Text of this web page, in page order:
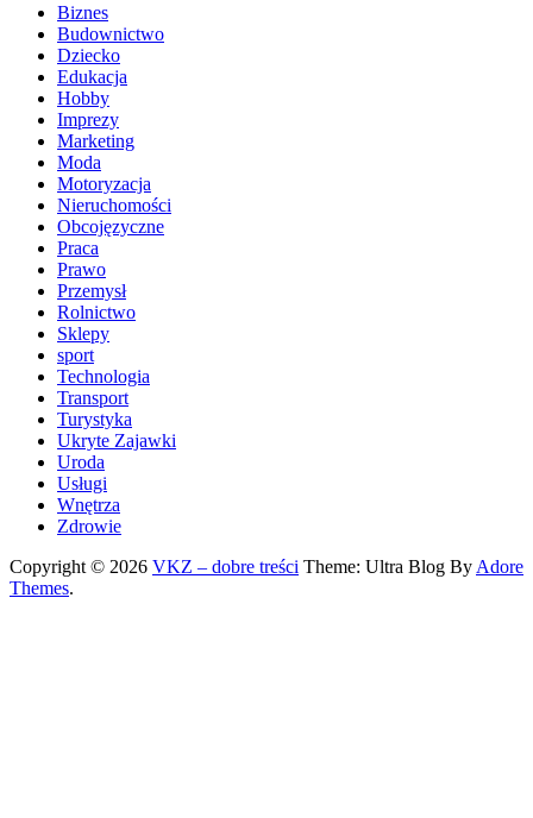
Biznes
Budownictwo
Dziecko
Edukacja
Hobby
Imprezy
Marketing
Moda
Motoryzacja
Nieruchomości
Obcojęzyczne
Praca
Prawo
Przemysł
Rolnictwo
Sklepy
sport
Technologia
Transport
Turystyka
Ukryte Zajawki
Uroda
Usługi
Wnętrza
Zdrowie
Copyright © 2026 VKZ – dobre treści Theme: Ultra Blog By Adore
Themes.